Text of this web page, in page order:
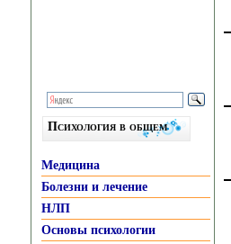
Психология в общем
Медицина
Болезни и лечение
НЛП
Основы психологии